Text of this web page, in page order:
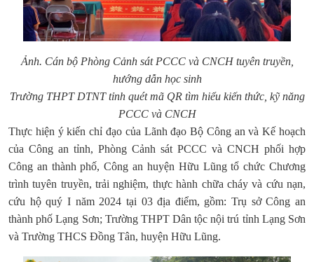
Ảnh. Cán bộ Phòng Cảnh sát PCCC và CNCH tuyên truyền,
hướng dẫn học sinh
Trường THPT DTNT tỉnh quét mã QR tìm hiểu kiến thức, kỹ năng
PCCC và CNCH
Thực hiện ý kiến chỉ đạo của Lãnh đạo Bộ Công an và Kế hoạch
của Công an tỉnh, Phòng Cảnh sát PCCC và CNCH phối hợp
Công an thành phố, Công an huyện Hữu Lũng tổ chức Chương
trình tuyên truyền, trải nghiệm, thực hành chữa cháy và cứu nạn,
cứu hộ quý I năm 2024 tại 03 địa điểm, gồm: Trụ sở Công an
thành phố Lạng Sơn; Trường THPT Dân tộc nội trú tỉnh Lạng Sơn
và Trường THCS Đồng Tân, huyện Hữu Lũng.